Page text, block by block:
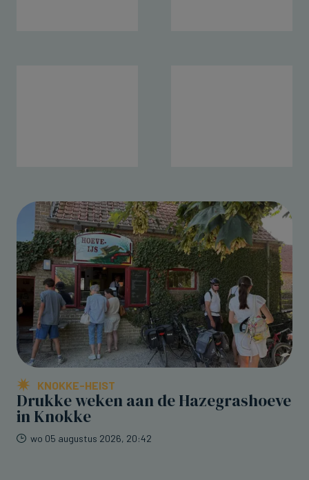
KNOKKE-HEIST
Drukke weken aan de Hazegrashoeve
in Knokke
wo 05 augustus 2026, 20:42